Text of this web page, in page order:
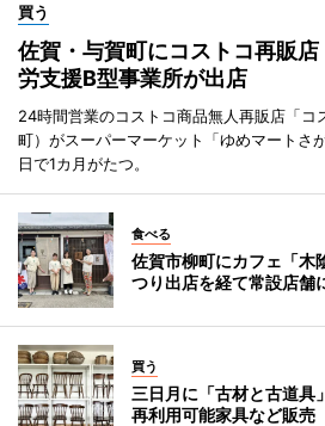
買う
佐賀・与賀町にコストコ再販
労支援B型事業所が出店
24時間営業のコストコ商品無人再販店「コ
町）がスーパーマーケット「ゆめマートさ
日で1カ月がたつ。
食べる
佐賀市柳町にカフェ「
つり出店を経て常設店舗
買う
三日月に「古材と古道
再利用可能家具など販売